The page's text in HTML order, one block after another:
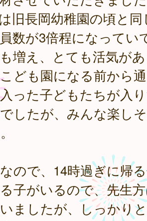
旧長岡幼稚園の頃と
数が3倍程になってい
増え、とても活気が
ども園になる前から
った子どもたちが入
したが、みんな楽し
ので、14時過ぎに帰
子がいるので、先生
ましたが、しっかり